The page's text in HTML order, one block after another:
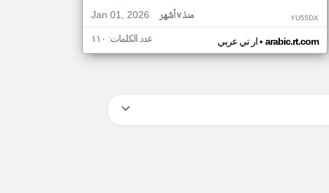
Jan 01, 2026
منذ ٧ أشهر YU55DX
ار تي عربي• arabic.rt.com عدد الكلمات: ١١٠